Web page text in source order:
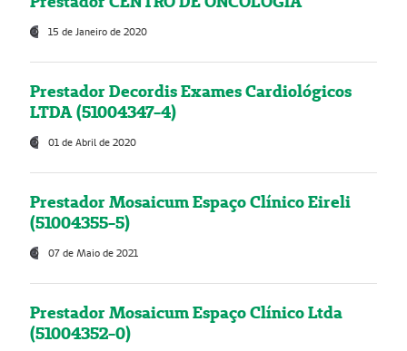
15 de Janeiro de 2020
Prestador Decordis Exames Cardiológicos
LTDA (51004347-4)
01 de Abril de 2020
Prestador Mosaicum Espaço Clínico Eireli
(51004355-5)
07 de Maio de 2021
Prestador Mosaicum Espaço Clínico Ltda
(51004352-0)